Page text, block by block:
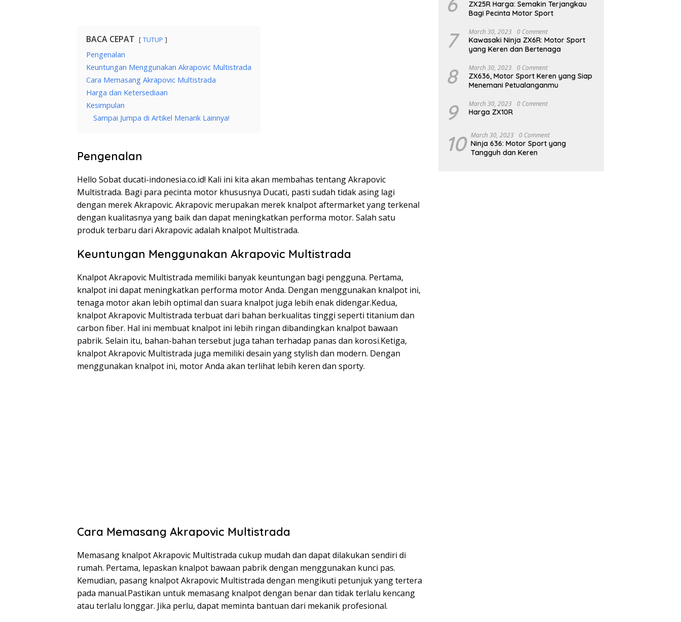
BACA CEPAT TUTUP
Pengenalan
Keuntungan Menggunakan Akrapovic Multistrada
Cara Memasang Akrapovic Multistrada
Harga dan Ketersediaan
Kesimpulan
Sampai Jumpa di Artikel Menarik Lainnya!
Pengenalan
Hello Sobat ducati-indonesia.co.id! Kali ini kita akan membahas tentang Akrapovic
Multistrada. Bagi para pecinta motor khususnya Ducati, pasti sudah tidak asing lagi
dengan merek Akrapovic. Akrapovic merupakan merek knalpot aftermarket yang terkenal
dengan kualitasnya yang baik dan dapat meningkatkan performa motor. Salah satu
produk terbaru dari Akrapovic adalah knalpot Multistrada.
Keuntungan Menggunakan Akrapovic Multistrada
Knalpot Akrapovic Multistrada memiliki banyak keuntungan bagi pengguna. Pertama,
knalpot ini dapat meningkatkan performa motor Anda. Dengan menggunakan knalpot ini,
tenaga motor akan lebih optimal dan suara knalpot juga lebih enak didengar.Kedua,
knalpot Akrapovic Multistrada terbuat dari bahan berkualitas tinggi seperti titanium dan
carbon fiber. Hal ini membuat knalpot ini lebih ringan dibandingkan knalpot bawaan
pabrik. Selain itu, bahan-bahan tersebut juga tahan terhadap panas dan korosi.Ketiga,
knalpot Akrapovic Multistrada juga memiliki desain yang stylish dan modern. Dengan
menggunakan knalpot ini, motor Anda akan terlihat lebih keren dan sporty.
Cara Memasang Akrapovic Multistrada
Memasang knalpot Akrapovic Multistrada cukup mudah dan dapat dilakukan sendiri di
rumah. Pertama, lepaskan knalpot bawaan pabrik dengan menggunakan kunci pas.
Kemudian, pasang knalpot Akrapovic Multistrada dengan mengikuti petunjuk yang tertera
pada manual.Pastikan untuk memasang knalpot dengan benar dan tidak terlalu kencang
atau terlalu longgar. Jika perlu, dapat meminta bantuan dari mekanik profesional.
ZX25R Harga: Semakin Terjangkau
Bagi Pecinta Motor Sport
7 March 30, 2023 0 Comment
Kawasaki Ninja ZX6R: Motor Sport
yang Keren dan Bertenaga
8 March 30, 2023 0 Comment
ZX636, Motor Sport Keren yang Siap
Menemani Petualanganmu
9 March 30, 2023 0 Comment
Harga ZX10R
10 March 30, 2023 0 Comment
Ninja 636: Motor Sport yang
Tangguh dan Keren